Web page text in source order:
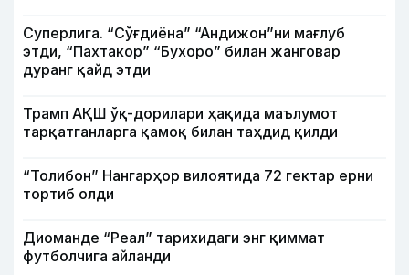
Суперлига. “Сўғдиёна” “Андижон”ни мағлуб
этди, “Пахтакор” “Бухоро” билан жанговар
дуранг қайд этди
Трамп АҚШ ўқ-дорилари ҳақида маълумот
тарқатганларга қамоқ билан таҳдид қилди
“Толибон” Нангарҳор вилоятида 72 гектар ерни
тортиб олди
Диоманде “Реал” тарихидаги энг қиммат
футболчига айланди